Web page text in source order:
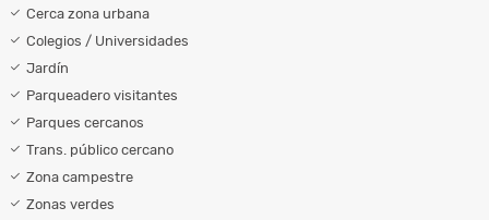
Cerca zona urbana
Colegios / Universidades
Jardín
Parqueadero visitantes
Parques cercanos
Trans. público cercano
Zona campestre
Zonas verdes